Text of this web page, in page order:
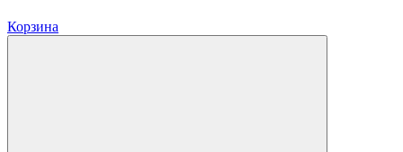
Корзина